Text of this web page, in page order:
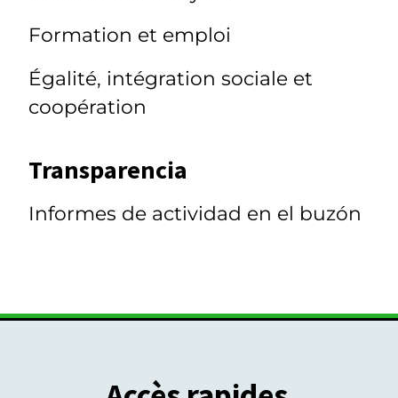
Formation et emploi
Égalité, intégration sociale et
coopération
Transparencia
Informes de actividad en el buzón